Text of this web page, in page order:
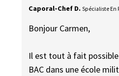
Caporal-Chef D. Spécialiste En
Bonjour Carmen,
Il est tout à fait
BAC dans une école